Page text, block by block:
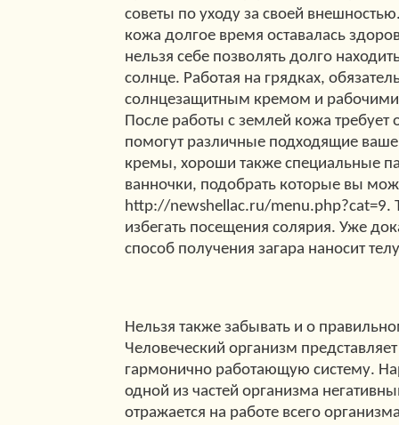
советы по уходу за своей
кожа долгое время оставалась
нельзя себе позволять долго
солнце. Работая на грядках,
солнцезащитным кремом и
После работы с землей кожа требует
помогут различные подходящие
кремы, хороши также специальные
ванночки, подобрать которые вы
http://newshellac.ru/menu.php?cat=9.
избегать посещения солярия. Уже
способ получения загара наносит
Нельзя также забывать и о
Человеческий организм
гармонично работающую систему.
одной из частей организма
отражается на работе всего